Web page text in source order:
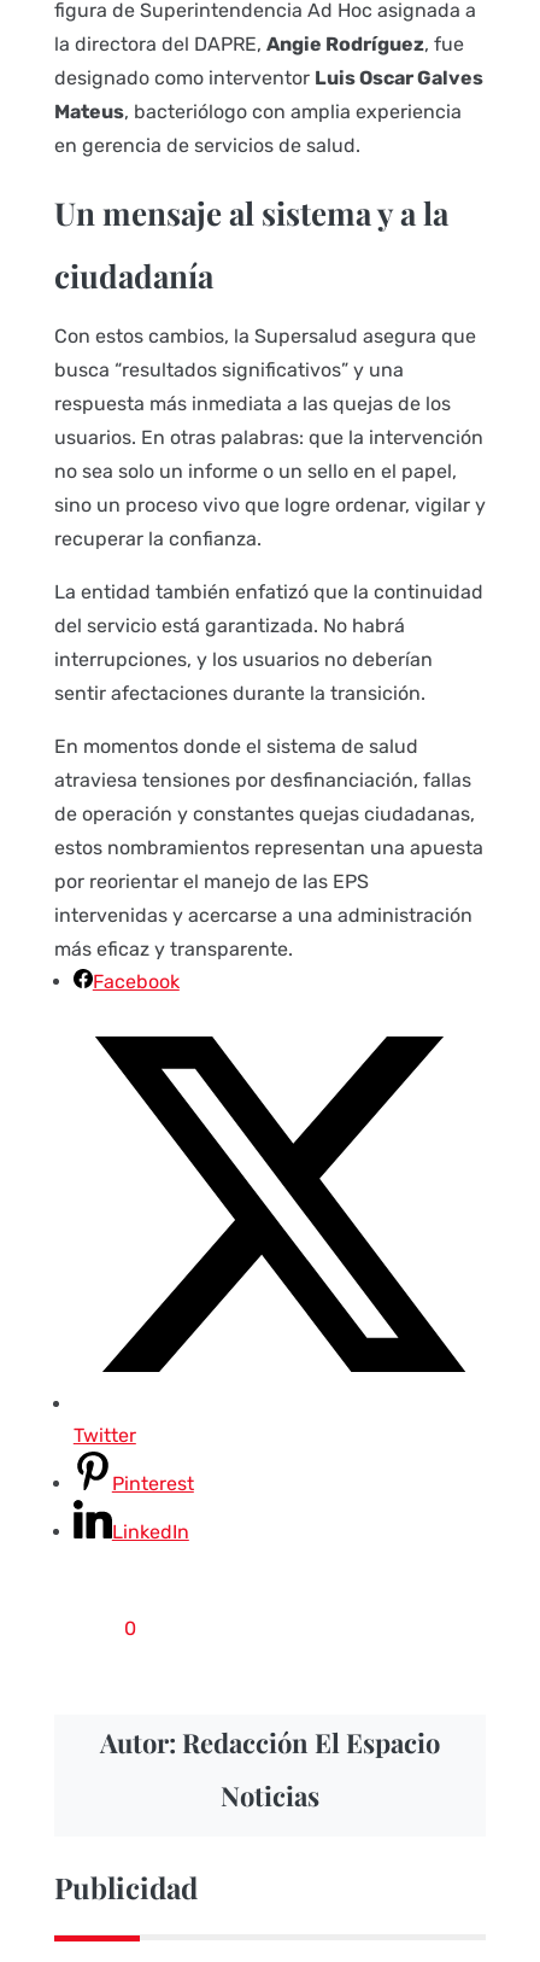
figura de Superintendencia Ad Hoc asignada a
la directora del DAPRE, Angie Rodríguez, fue
designado como interventor Luis Oscar Galves
Mateus, bacteriólogo con amplia experiencia
en gerencia de servicios de salud.
Un mensaje al sistema y a la
ciudadanía
Con estos cambios, la Supersalud asegura que
busca “resultados significativos” y una
respuesta más inmediata a las quejas de los
usuarios. En otras palabras: que la intervención
no sea solo un informe o un sello en el papel,
sino un proceso vivo que logre ordenar, vigilar y
recuperar la confianza.
La entidad también enfatizó que la continuidad
del servicio está garantizada. No habrá
interrupciones, y los usuarios no deberían
sentir afectaciones durante la transición.
En momentos donde el sistema de salud
atraviesa tensiones por desfinanciación, fallas
de operación y constantes quejas ciudadanas,
estos nombramientos representan una apuesta
por reorientar el manejo de las EPS
intervenidas y acercarse a una administración
más eficaz y transparente.
Facebook
Twitter
Pinterest
LinkedIn
0
Autor: Redacción El Espacio
Noticias
Publicidad